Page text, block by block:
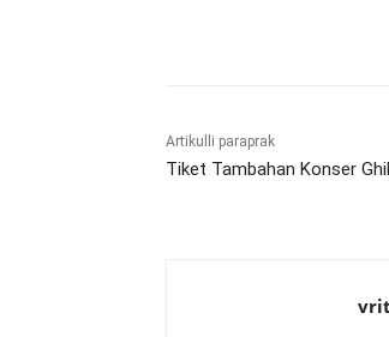
Artikulli paraprak
Tiket Tambahan Konser